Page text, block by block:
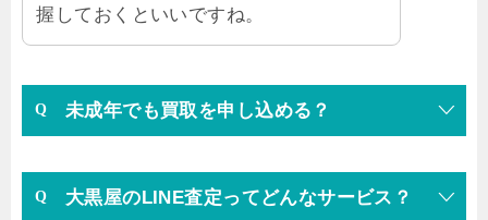
握しておくといいですね。
未成年でも買取を申し込める？
大黒屋のLINE査定ってどんなサービス？